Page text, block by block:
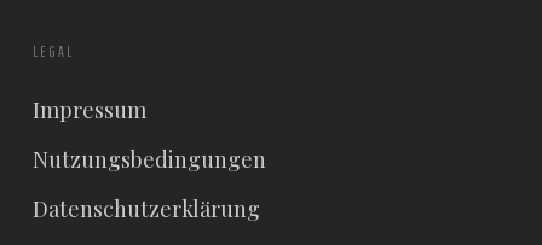
LEGAL
Impressum
Nutzungsbedingungen
Datenschutzerklärung